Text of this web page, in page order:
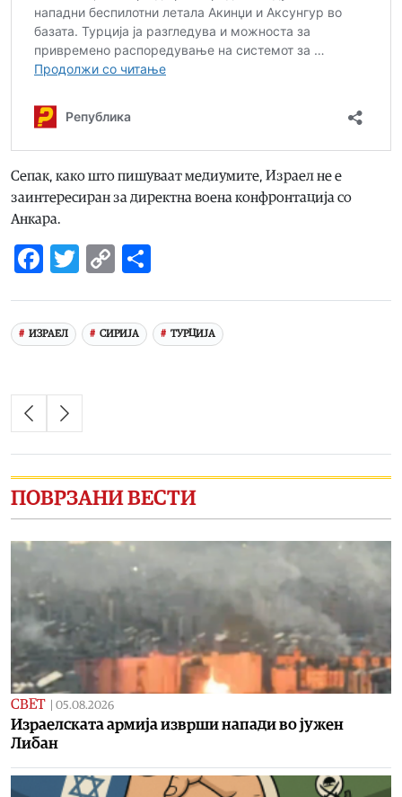
Сепак, како што пишуваат медиумите, Израел не е
заинтересиран за директна воена конфронтација со
Анкара.
Facebook
Twitter
Copy
ИЗРАЕЛ СИРИЈА ТУРЦИЈА
ПОВРЗАНИ ВЕСТИ
СВЕТ | 05.08.2026
Израелската армија изврши напади во јужен
Либан